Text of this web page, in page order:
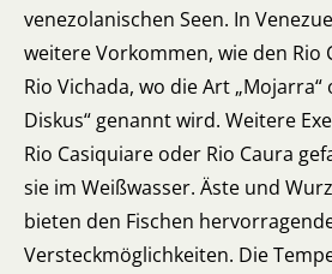
venezolanischen Seen. In
weitere Vorkommen, wie den Rio
Rio Vichada, wo die Art „Mojarra“
Diskus“ genannt wird. Weitere
Rio Casiquiare oder Rio Caura
sie im Weißwasser. Äste und
bieten den Fischen
Versteckmöglichkeiten. Die